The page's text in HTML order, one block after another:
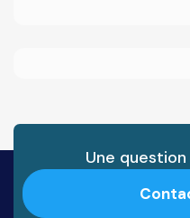
Une question